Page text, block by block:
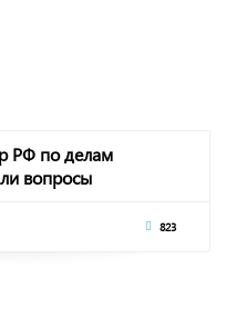
РФ по делам
вопросы
823